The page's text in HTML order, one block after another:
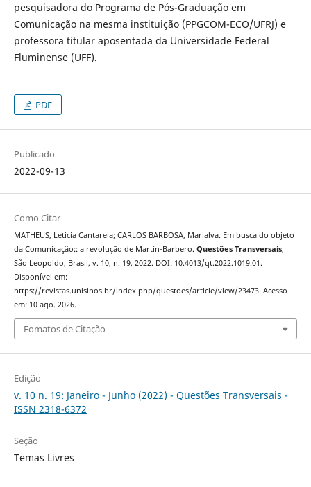
pesquisadora do Programa de Pós-Graduação em
Comunicação na mesma instituição (PPGCOM-ECO/UFRJ) e
professora titular aposentada da Universidade Federal
Fluminense (UFF).
PDF
Publicado
2022-09-13
Como Citar
MATHEUS, Leticia Cantarela; CARLOS BARBOSA, Marialva. Em busca do objeto
da Comunicação:: a revolução de Martín-Barbero. Questões Transversais,
São Leopoldo, Brasil, v. 10, n. 19, 2022. DOI: 10.4013/qt.2022.1019.01.
Disponível em:
https://revistas.unisinos.br/index.php/questoes/article/view/23473. Acesso
em: 10 ago. 2026.
Fomatos de Citação
Edição
v. 10 n. 19: Janeiro - Junho (2022) - Questões Transversais -
ISSN 2318-6372
Seção
Temas Livres